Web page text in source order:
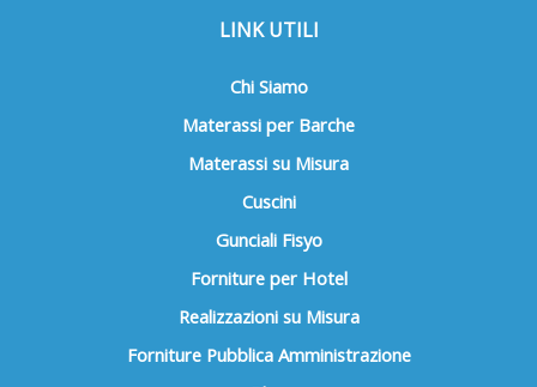
LINK UTILI
Chi Siamo
Materassi per Barche
Materassi su Misura
Cuscini
Gunciali Fisyo
Forniture per Hotel
Realizzazioni su Misura
Forniture Pubblica Amministrazione